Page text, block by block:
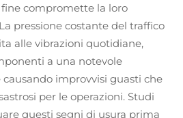
compromette la loro
pressione costante del traffico
alle vibrazioni quotidiane,
a una notevole
causando improvvisi guasti che
per le operazioni. Studi
questi segni di usura prima